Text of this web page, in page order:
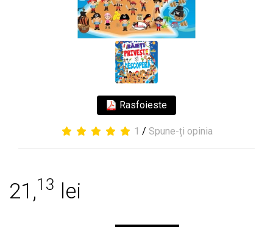
Rasfoieste
1 / Spune-ți opinia
21,13 lei